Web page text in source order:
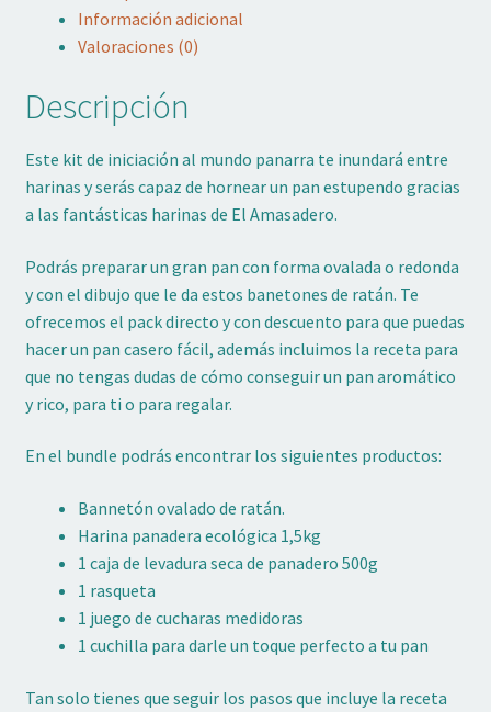
Información adicional
Valoraciones (0)
Descripción
Este kit de iniciación al mundo panarra te inundará entre
harinas y serás capaz de hornear un pan estupendo gracias
a las fantásticas harinas de El Amasadero.
Podrás preparar un gran pan con forma ovalada o redonda
y con el dibujo que le da estos banetones de ratán. Te
ofrecemos el pack directo y con descuento para que puedas
hacer un pan casero fácil, además incluimos la receta para
que no tengas dudas de cómo conseguir un pan aromático
y rico, para ti o para regalar.
En el bundle podrás encontrar los siguientes productos:
Bannetón ovalado de ratán.
Harina panadera ecológica 1,5kg
1 caja de levadura seca de panadero 500g
1 rasqueta
1 juego de cucharas medidoras
1 cuchilla para darle un toque perfecto a tu pan
Tan solo tienes que seguir los pasos que incluye la receta